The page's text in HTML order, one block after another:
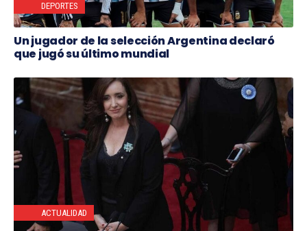
DEPORTES
Un jugador de la selección Argentina declaró
que jugó su último mundial
ACTUALIDAD